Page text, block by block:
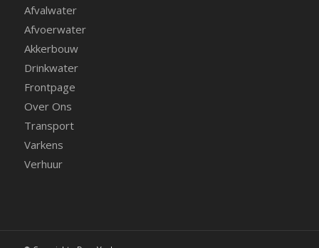
Afvalwater
Afvoerwater
Akkerbouw
Drinkwater
Frontpage
Over Ons
Transport
Varkens
Verhuur